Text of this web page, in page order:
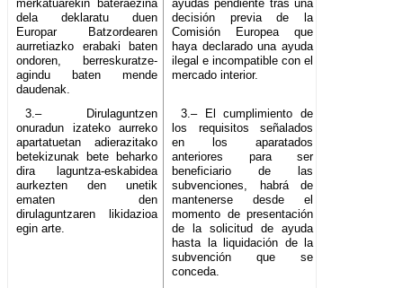
merkatuarekin bateraezina
dela deklaratu duen
Europar Batzordearen
aurretiazko erabaki baten
ondoren, berreskuratze-
agindu baten mende
daudenak.
ayudas pendiente tras una
decisión previa de la
Comisión Europea que
haya declarado una ayuda
ilegal e incompatible con el
mercado interior.
3.– Dirulaguntzen
onuradun izateko aurreko
apartatuetan adierazitako
betekizunak bete beharko
dira laguntza-eskabidea
aurkezten den unetik
ematen den
dirulaguntzaren likidazioa
egin arte.
3.– El cumplimiento de
los requisitos señalados
en los aparatados
anteriores para ser
beneficiario de las
subvenciones, habrá de
mantenerse desde el
momento de presentación
de la solicitud de ayuda
hasta la liquidación de la
subvención que se
conceda.